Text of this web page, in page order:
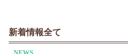
新着情報全て